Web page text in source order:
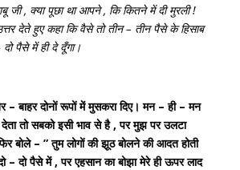
जी , क्या पूछा था आपने , कि कितने में दी मुरली !
देते हुए कहा कि वैसे तो तीन – तीन पैसे के हिसाब
पैसे में ही दे दूँगा।
– बाहर दोनों रूपों में मुसकरा दिए। मन – ही – मन
तो सबको इसी भाव से है , पर मुझ पर उलटा
बोले – ” तुम लोगों की झूठ बोलने की आदत होती
– दो पैसे में , पर एहसान का बोझा मेरे ही ऊपर लाद